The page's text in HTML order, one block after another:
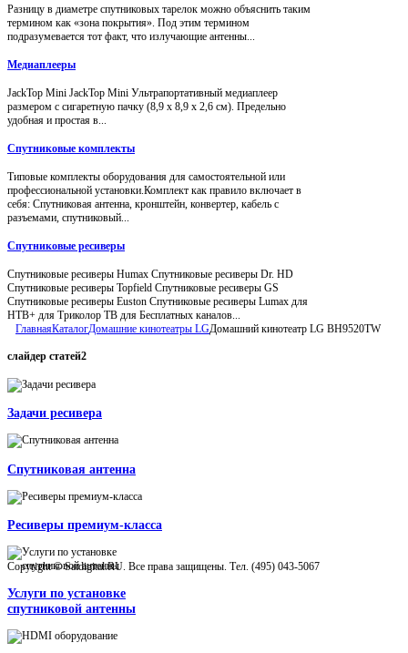
Разницу в диаметре спутниковых тарелок можно объяснить таким
термином как «зона покрытия». Под этим термином
подразумевается тот факт, что излучающие антенны...
Медиаплееры
JackTop Mini JackTop Mini Ультрапортативный медиаплеер
размером с сигаретную пачку (8,9 x 8,9 x 2,6 см). Предельно
удобная и простая в...
Спутниковые комплекты
Типовые комплекты оборудования для самостоятельной или
профессиональной установки.Комплект как правило включает в
себя: Спутниковая антенна, кронштейн, конвертер, кабель с
разъемами, спутниковый...
Спутниковые ресиверы
Спутниковые ресиверы Humax Спутниковые ресиверы Dr. HD
Спутниковые ресиверы Topfield Спутниковые ресиверы GS
Спутниковые ресиверы Euston Спутниковые ресиверы Lumax для
НТВ+ для Триколор ТВ для Бесплатных каналов...
ГлавнаяКаталогДомашние кинотеатры LGДомашний кинотеатр LG BH9520TW
слайдер статей2
Задачи ресивера
Спутниковая антенна
Ресиверы премиум-класса
Услуги по установке
спутниковой антенны
Copyright © Satdigital.RU. Все права защищены. Тел. (495) 043-5067